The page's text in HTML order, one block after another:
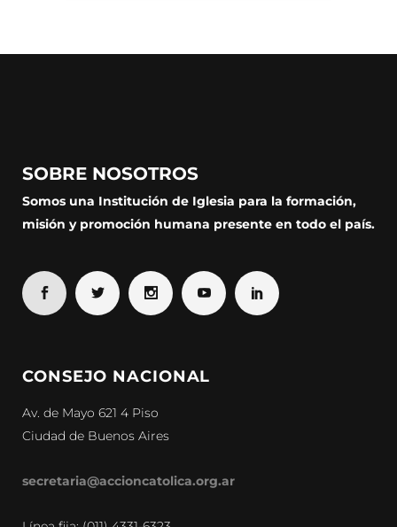
SOBRE NOSOTROS
Somos una Institución de Iglesia para la formación,
misión y promoción humana presente en todo el país.
CONSEJO NACIONAL
Av. de Mayo 621 4 Piso
Ciudad de Buenos Aires
secretaria@accioncatolica.org.ar